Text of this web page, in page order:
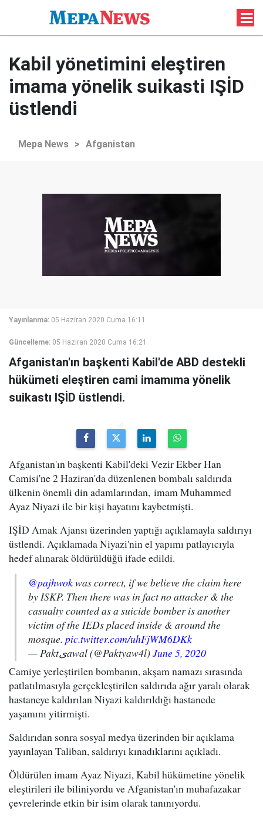
Kabil yönetimini eleştiren
imama yönelik suikasti IŞİD
üstlendi
Mepa News > Afganistan
Yayınlanma: 05 Haziran 2020 Cuma 16:11
Güncelleme: 05 Haziran 2020 Cuma 16:21
Afganistan'ın başkenti Kabil'de ABD destekli
hükümeti eleştiren cami imamıma yönelik
suikastı IŞİD üstlendi.
Afganistan'ın başkenti Kabil'deki Vezir Ekber Han
Camisi'ne 2 Haziran'da düzenlenen bombalı saldırıda
ülkenin önemli din adamlarından, imam Muhammed
Ayaz Niyazi ile bir kişi hayatını kaybetmişti.
IŞİD Amak Ajansı üzerinden yaptığı açıklamayla saldırıyı
üstlendi. Açıklamada Niyazi'nin el yapımı patlayıcıyla
hedef alınarak öldürüldüğü ifade edildi.
@pajhwokwas correct, if we believe the claim here
by ISKP. Then there was in fact no attacker & the
casualty counted as a suicide bomber is another
victim of the IEDs placed inside & around the
mosque. pic.twitter.com/uhFjWM6DKk
— Paktﻯawal (@Paktyaw4l) June 5, 2020
Camiye yerleştirilen bombanın, akşam namazı sırasında
patlatılmasıyla gerçekleştirilen saldırıda ağır yaralı olarak
hastaneye kaldırılan Niyazi kaldırıldığı hastanede
yaşamını yitirmişti.
Saldırıdan sonra sosyal medya üzerinden bir açıklama
yayınlayan Taliban, saldırıyı kınadıklarını açıkladı.
Öldürülen imam Ayaz Niyazi, Kabil hükümetine yönelik
eleştirileri ile biliniyordu ve Afganistan'ın muhafazakar
çevrelerinde etkin bir isim olarak tanınıyordu.